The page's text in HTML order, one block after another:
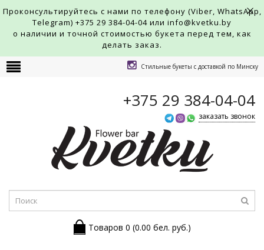
Проконсультируйтесь с нами по телефону (Viber, WhatsApp,
Telegram) +375 29 384-04-04 или info@kvetku.by
о наличии и точной стоимостью букета перед тем, как
делать заказ.
Стильные букеты с доставкой по Минску
+375 29 384-04-04
заказать звонок
Товаров 0 (0.00 бел. руб.)